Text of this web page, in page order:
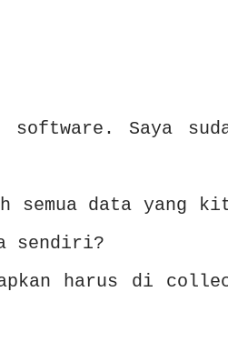
software. Saya
semua data yang
sendiri?
harus di